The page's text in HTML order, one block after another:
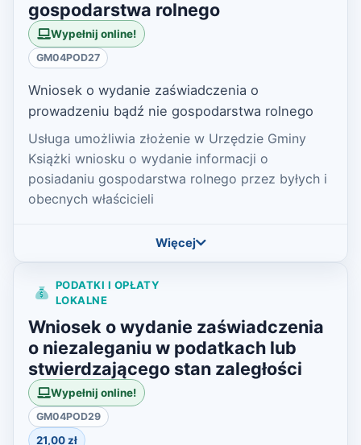
gospodarstwa rolnego
Wypełnij online!
GM04POD27
Wniosek o wydanie zaświadczenia o
prowadzeniu bądź nie gospodarstwa rolnego
Usługa umożliwia złożenie w Urzędzie Gminy
Książki wniosku o wydanie informacji o
posiadaniu gospodarstwa rolnego przez byłych i
obecnych właścicieli
Więcej
PODATKI I OPŁATY
LOKALNE
Wniosek o wydanie zaświadczenia
o niezaleganiu w podatkach lub
stwierdzającego stan zaległości
Wypełnij online!
GM04POD29
21,00 zł